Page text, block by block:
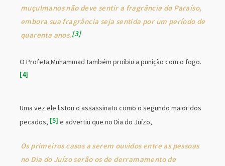
muçulmanos não deve sentir a fragrância do Paraíso,
embora sua fragrância seja sentida por um período de
quarenta anos. 3
O Profeta Muhammad também proibiu a punição com o fogo.
4
Uma vez ele listou o assassinato como o segundo maior dos
pecados, 5 e advertiu que no Dia do Juízo,
Os primeiros casos a serem ouvidos entre as pessoas
no Dia do Juízo serão os de derramamento de